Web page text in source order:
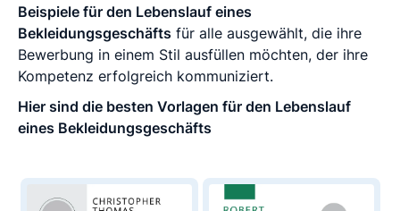
Beispiele für den Lebenslauf eines
Bekleidungsgeschäfts für alle ausgewählt, die ihre
Bewerbung in einem Stil ausfüllen möchten, der ihre
Kompetenz erfolgreich kommuniziert.
Hier sind die besten Vorlagen für den Lebenslauf
eines Bekleidungsgeschäfts